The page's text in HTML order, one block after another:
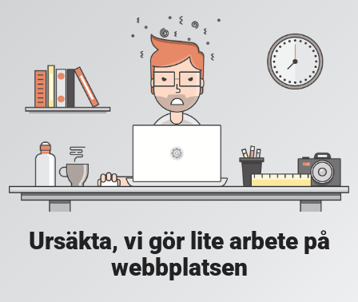
Ursäkta, vi gör lite arbete på
webbplatsen